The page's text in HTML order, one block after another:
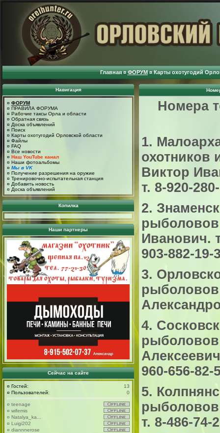
Главная ¤ ФОРУМ ¤ Карты охотугодий
Навигация
¤ ФОРУМ
¤ ПРАВИЛА ФОРУМА
¤ Рабочие таксы Орла и области
¤ Обратная связь
¤ Доска объявлений
¤ Поиск
¤ Карты охотугодий Орловской области
¤ Файлы
¤ FAQ
¤ Все новости
¤ Наш YouTube канал
¤ Наши фотоальбомы
¤ Мы в VK
¤ Получение разрешения на оружие
¤ Тренировочно-испытательная станция
¤ Добавить новость
¤ Доска объявлений
Копилка
Наши партнеры
Сейчас на сайте
¤ Гостей:
13
¤ Пользователей: 0
¤ teenage
¤ wifemis
¤ Natalya_ka...
¤ Luigi202
¤ diannnerose
Номера
1.
охотников
Виктор
т. 8-920-
2.
Иванович.
903-882-19-
3.
4.
960-656-82-
5.
т. 8-486-74-